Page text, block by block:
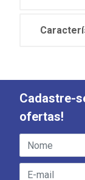
Cadastre-
ofertas!